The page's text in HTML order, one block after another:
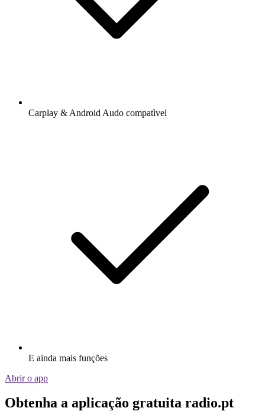
Carplay & Android Audo compatìvel
E ainda mais funções
Abrir o app
Obtenha a aplicação gratuita radio.pt